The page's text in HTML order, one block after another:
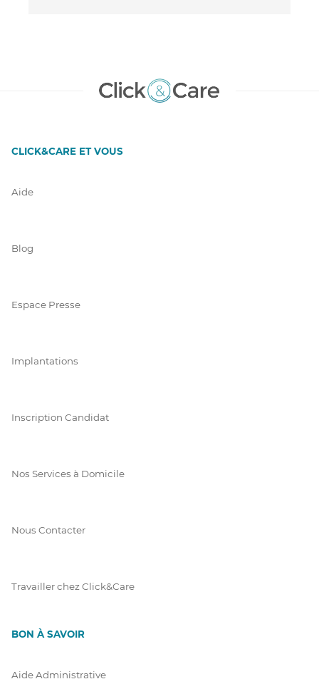
CLICK&CARE ET VOUS
Aide
Blog
Espace Presse
Implantations
Inscription Candidat
Nos Services à Domicile
Nous Contacter
Travailler chez Click&Care
BON À SAVOIR
Aide Administrative